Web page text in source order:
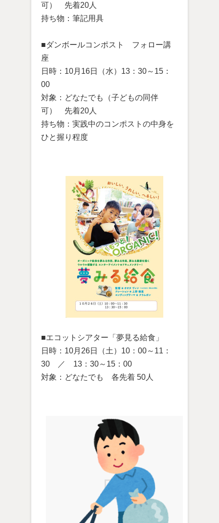
可） 先着20人
持ち物：筆記用具
■ダンボールコンポスト フォロー講
座
日時：10月16日（水）13：30～15：
00
対象：どなたでも（子どもの同伴
可） 先着20人
持ち物：実践中のコンポストの中身を
ひと握り程度
■エコットシアター「夢見る給食」
日時：10月26日（土）10：00～11：
30 ／ 13：30～15：00
対象：どなたでも 各先着 50人